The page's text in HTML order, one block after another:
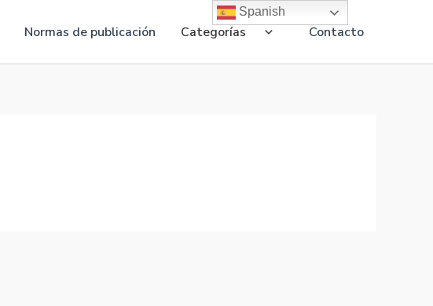
Normas de publicación Categorías Contacto
Spanish